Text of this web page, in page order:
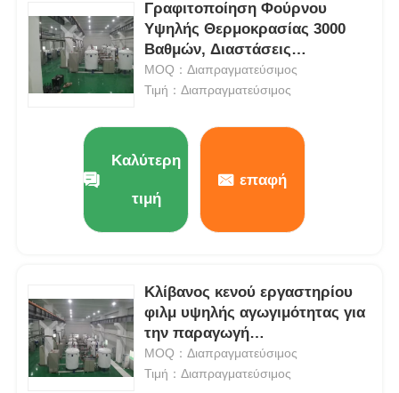
Γραφιτοποίηση Φούρνου
Υψηλής Θερμοκρασίας 3000
Βαθμών, Διαστάσεις
Προσαρμοσμένες
MOQ：Διαπραγματεύσιμος
Τιμή：Διαπραγματεύσιμος
Καλύτερη
τιμή
επαφή
Κλίβανος κενού εργαστηρίου
φιλμ υψηλής αγωγιμότητας για
την παραγωγή
γραφιτοποίησης φιλμ PI
MOQ：Διαπραγματεύσιμος
Τιμή：Διαπραγματεύσιμος